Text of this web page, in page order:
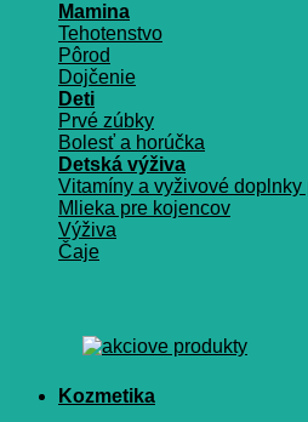
Mamina
Tehotenstvo
Pôrod
Dojčenie
Deti
Prvé zúbky
Bolesť a horúčka
Detská výživa
Vitamíny a vyživové doplnky
Mlieka pre kojencov
Výživa
Čaje
Kozmetika